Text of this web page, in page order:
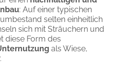
: Auf einer typischen
selten einheitlich
sich mit Sträuchern und
diese Form des
als Wiese,